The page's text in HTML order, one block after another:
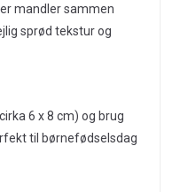
mandler sammen
sprød tekstur og
6 x 8 cm) og brug
til børnefødselsdag